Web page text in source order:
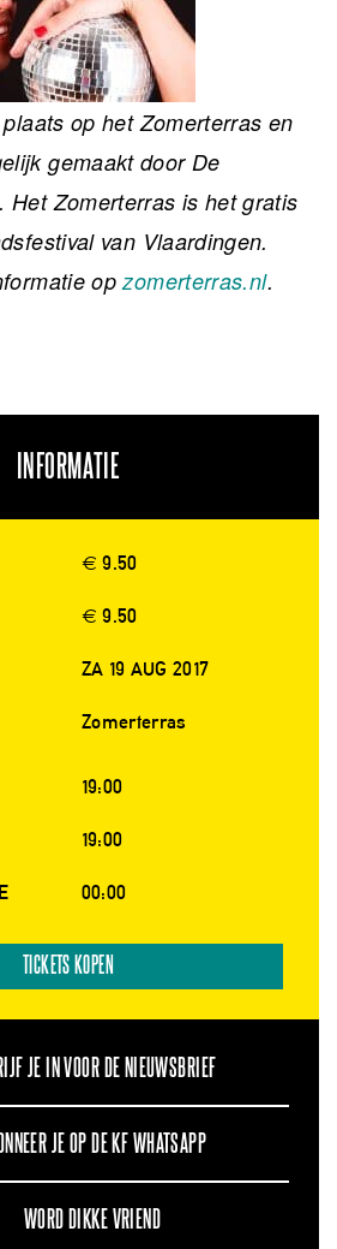
op het Zomerterras en
gemaakt door De
Het Zomerterras is het gratis
van Vlaardingen.
opzomerterras.nl.
INFORMATIE
€ 9.50
€ 9.50
ZA 19 AUG 2017
Zomerterras
19:00
19:00
00:00
TICKETS KOPEN
JE IN VOOR DE NIEUWSBRIEF
JE OP DE KF WHATSAPP
WORD DIKKE VRIEND